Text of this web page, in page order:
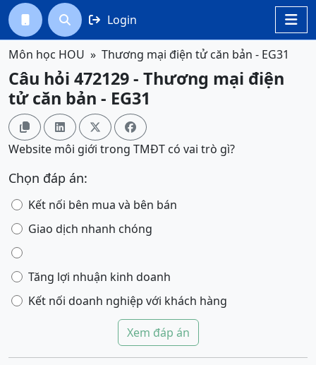

  Login
Môn học HOU Thương mại điện tử căn bản - EG31
Câu hỏi 472129 - Thương mại điện
tử căn bản - EG31
   
Website môi giới trong TMĐT có vai trò gì?
Chọn đáp án:
Kết nối bên mua và bên bán
Giao dịch nhanh chóng
Tăng lợi nhuận kinh doanh
Kết nối doanh nghiệp với khách hàng
Xem đáp án